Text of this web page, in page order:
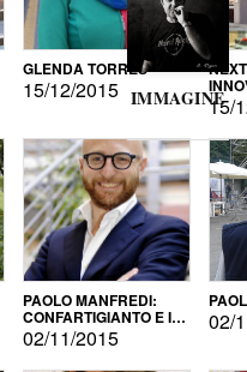
GLENDA TORRES
15/12/2015
15/
PAOLO MANFREDI:
CONFARTIGIANTO E IL
SONDAGGIO
02/11/2015
02/
IMMAGINE